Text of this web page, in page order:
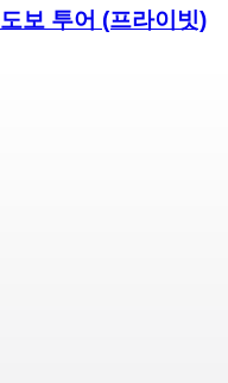
보 투어 (프라이빗)